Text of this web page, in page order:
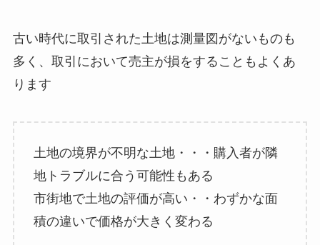
古い時代に取引された土地は測量図がないものも
多く、取引において売主が損をすることもよくあ
ります
土地の境界が不明な土地・・・購入者が隣
地トラブルに合う可能性もある
市街地で土地の評価が高い・・わずかな面
積の違いで価格が大きく変わる